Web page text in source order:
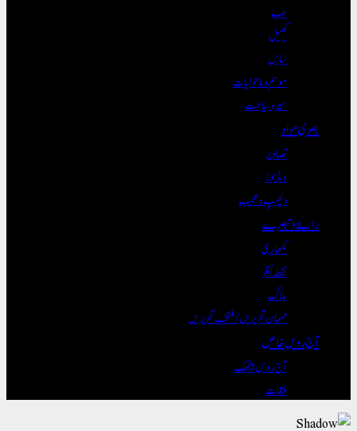
کھیل
لباس
موسم و ماحولیات
سیر و سیاحت
بصری مواد
تصاویر
ویڈیوز
دلچسپ و عجیب
رائے و تبصرے
لکھاری
نقطہ نظر
بلاگ
مہمان تحریریں / منتخب تحریریں
آج روس خاص
آج روس بیٹھک
ملقات